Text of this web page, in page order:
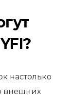
настолько
внешних